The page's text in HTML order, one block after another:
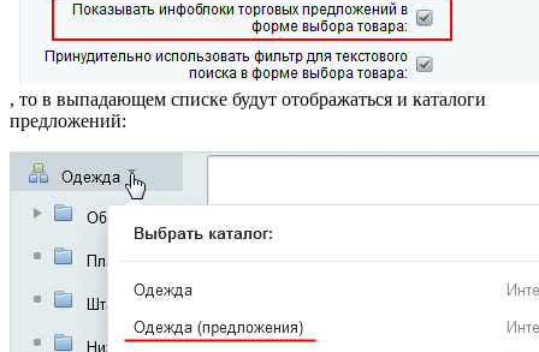
, то в выпадающем списке будут отображаться и каталоги
предложений: